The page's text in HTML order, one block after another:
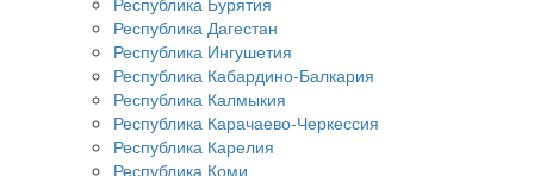
Республика Дагестан
Республика Ингушетия
Республика Кабардино-Балкария
Республика Калмыкия
Республика Карачаево-Черкессия
Республика Карелия
Республика Коми